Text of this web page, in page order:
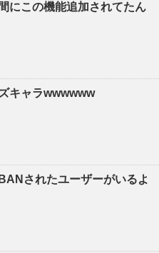
にこの機能追加されてたん
キャラwwwwww
されたユーザーがいるよ